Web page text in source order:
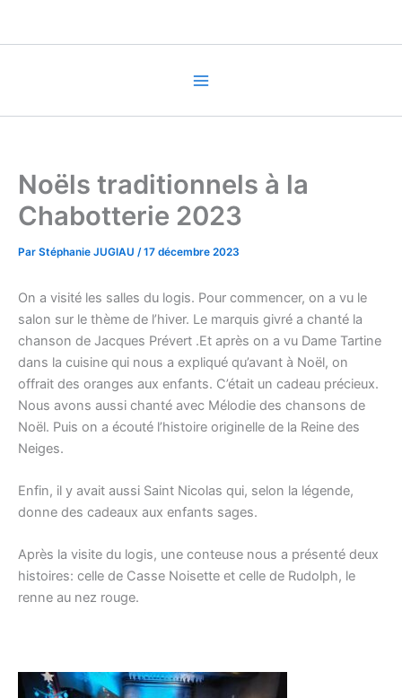
Noëls traditionnels à la
Chabotterie 2023
Par Stéphanie JUGIAU /17 décembre 2023
On a visité les salles du logis. Pour commencer, on a vu le
salon sur le thème de l’hiver. Le marquis givré a chanté la
chanson de Jacques Prévert .Et après on a vu Dame Tartine
dans la cuisine qui nous a expliqué qu’avant à Noël, on
offrait des oranges aux enfants. C’était un cadeau précieux.
Nous avons aussi chanté avec Mélodie des chansons de
Noël. Puis on a écouté l’histoire originelle de la Reine des
Neiges.
Enfin, il y avait aussi Saint Nicolas qui, selon la légende,
donne des cadeaux aux enfants sages.
Après la visite du logis, une conteuse nous a présenté deux
histoires: celle de Casse Noisette et celle de Rudolph, le
renne au nez rouge.